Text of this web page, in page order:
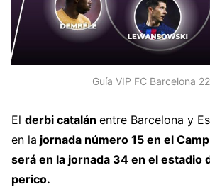
Guía VIP FC Barcelona
El derbi catalán entre Barcelona y
en la jornada número 15 en el
será en la jornada 34 en el estadio
perico.